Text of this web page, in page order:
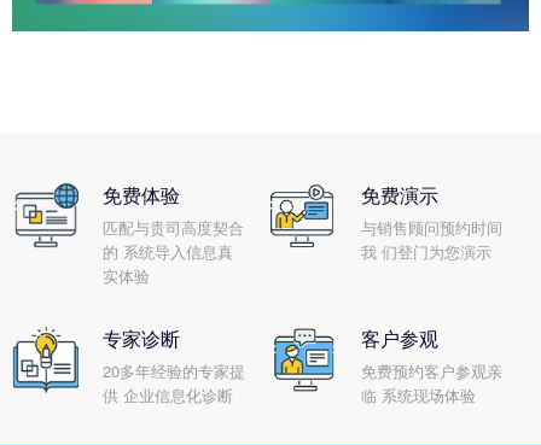
免费体验
匹配与贵司高度契合
的 系统导入信息真
实体验
免费演示
与销售顾问预约时间
我 们登门为您演示
专家诊断
20多年经验的专家提
供 企业信息化诊断
客户参观
免费预约客户参观亲
临 系统现场体验